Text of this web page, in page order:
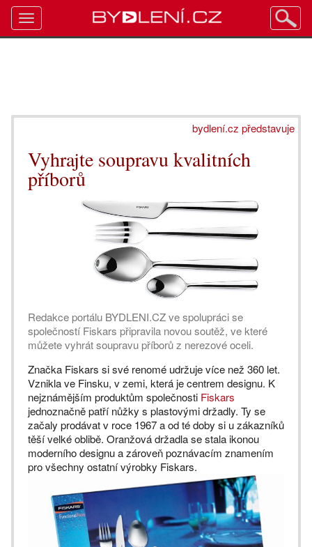
bydlení.cz představuje
Vyhrajte soupravu kvalitních
příborů
Redakce portálu BYDLENI.CZ ve spolupráci se
společností Fiskars připravila novou soutěž, ve které
můžete vyhrát soupravu příborů z nerezové oceli.
Značka Fiskars si své renomé udržuje více než 360 let.
Vznikla ve Finsku, v zemi, která je centrem designu. K
nejznámějším produktům společnosti Fiskars
jednoznačně patří nůžky s plastovými držadly. Ty se
začaly prodávat v roce 1967 a od té doby si u zákazníků
těší velké oblibě. Oranžová držadla se stala ikonou
moderního designu a zároveň poznávacím znamením
pro všechny ostatní výrobky Fiskars.
Toggle
navigation